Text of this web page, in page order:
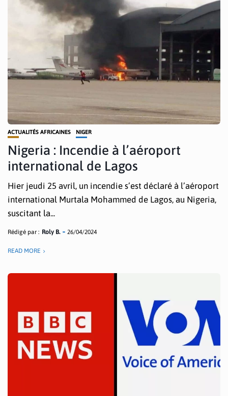
ACTUALITÉS AFRICAINES NIGER
Nigeria : Incendie à l’aéroport
international de Lagos
Hier jeudi 25 avril, un incendie s’est déclaré à l’aéroport
international Murtala Mohammed de Lagos, au Nigeria,
suscitant la...
Rédigé par : Roly B. 26/04/2024
READ MORE